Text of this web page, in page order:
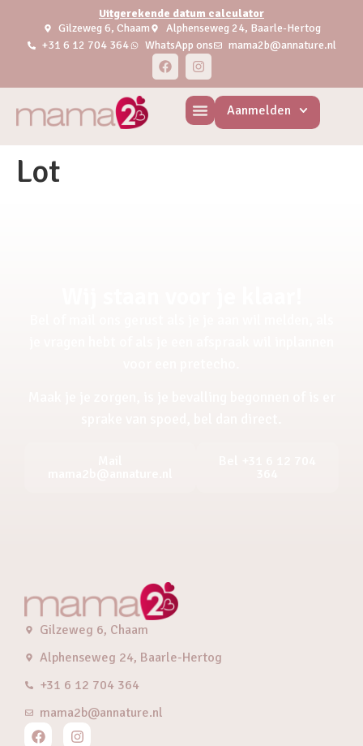
Uitgerekende datum calculator
Gilzeweg 6, Chaam
Alphenseweg 24, Baarle-Hertog
+31 6 12 704 364
WhatsApp ons mama2b@annature.nl
Aanmelden
Lot
Gilzeweg 6, Chaam
Alphenseweg 24, Baarle-Hertog
+31 6 12 704 364
mama2b@annature.nl